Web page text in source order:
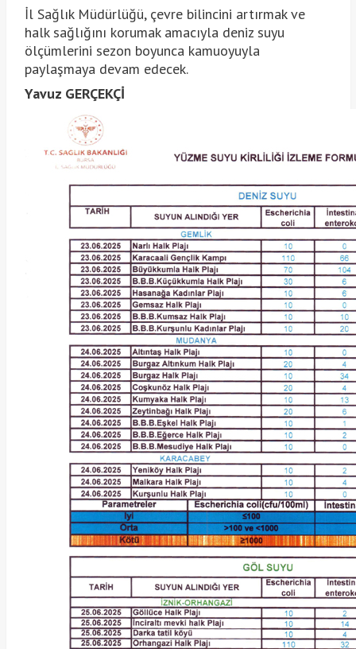
İl Sağlık Müdürlüğü, çevre bilincini artırmak ve
halk sağlığını korumak amacıyla deniz suyu
ölçümlerini sezon boyunca kamuoyuyla
paylaşmaya devam edecek.
Yavuz GERÇEKÇİ